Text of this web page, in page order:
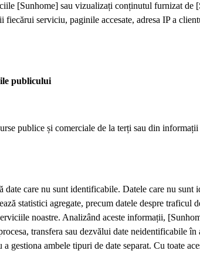
[Sunhome] sau vizualizați conținutul furnizat de
fiecărui serviciu, paginile accesate, adresa IP a
publicului
publice și comerciale de la terți sau din
date care nu sunt identificabile. Datele care nu
statistici agregate, precum datele despre traficul
noastre. Analizând aceste informații,
transfera sau dezvălui date neidentificabile
gestiona ambele tipuri de date separat. Cu toate